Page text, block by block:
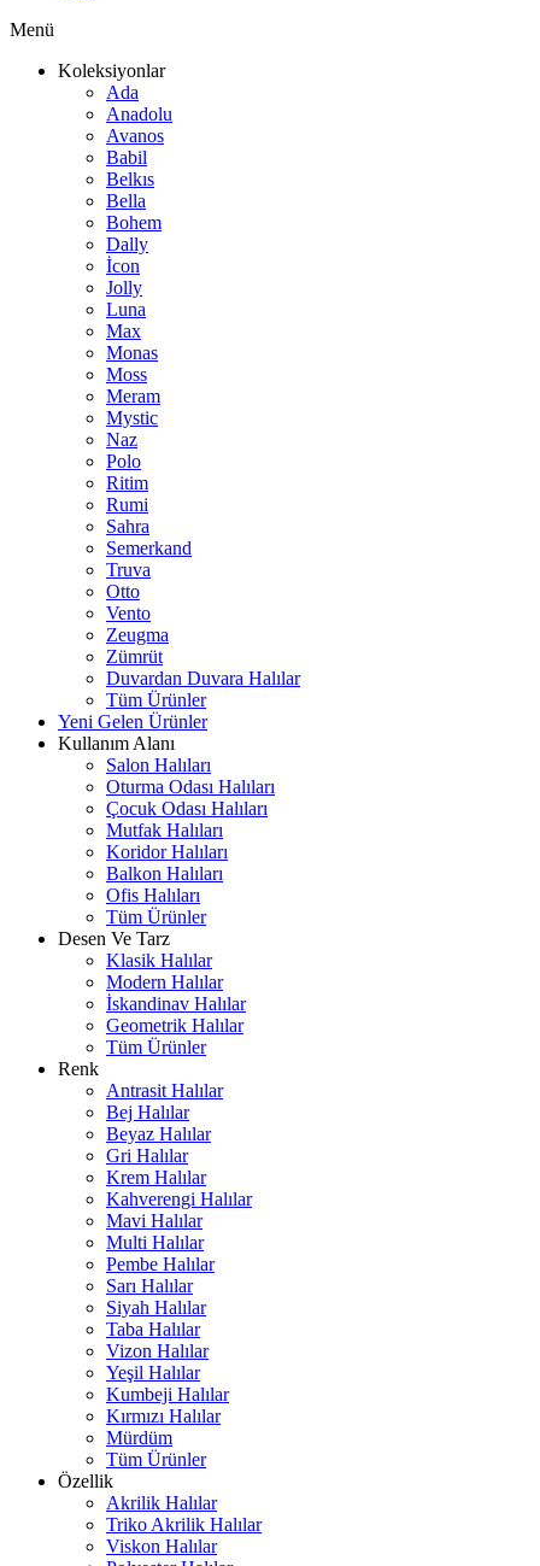
Menü
Koleksiyonlar
Ada
Anadolu
Avanos
Babil
Belkıs
Bella
Bohem
Dally
İcon
Jolly
Luna
Max
Monas
Moss
Meram
Mystic
Naz
Polo
Ritim
Rumi
Sahra
Semerkand
Truva
Otto
Vento
Zeugma
Zümrüt
Duvardan Duvara Halılar
Tüm Ürünler
Yeni Gelen Ürünler
Kullanım Alanı
Salon Halıları
Oturma Odası Halıları
Çocuk Odası Halıları
Mutfak Halıları
Koridor Halıları
Balkon Halıları
Ofis Halıları
Tüm Ürünler
Desen Ve Tarz
Klasik Halılar
Modern Halılar
İskandinav Halılar
Geometrik Halılar
Tüm Ürünler
Renk
Antrasit Halılar
Bej Halılar
Beyaz Halılar
Gri Halılar
Krem Halılar
Kahverengi Halılar
Mavi Halılar
Multi Halılar
Pembe Halılar
Sarı Halılar
Siyah Halılar
Taba Halılar
Vizon Halılar
Yeşil Halılar
Kumbeji Halılar
Kırmızı Halılar
Mürdüm
Tüm Ürünler
Özellik
Akrilik Halılar
Triko Akrilik Halılar
Viskon Halılar